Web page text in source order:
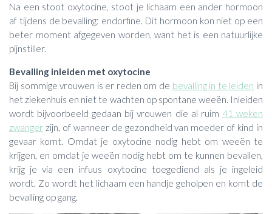
Na een stoot oxytocine, stoot je lichaam een ander hormoon
af tijdens de bevalling: endorfine. Dit hormoon kon niet op een
beter moment afgegeven worden, want het is een natuurlijke
pijnstiller.
Bevalling inleiden met oxytocine
Bij sommige vrouwen is er reden om de bevalling in te leiden in
het ziekenhuis en niet te wachten op spontane weeën. Inleiden
wordt bijvoorbeeld gedaan bij vrouwen die al ruim 41 weken
zwanger zijn, of wanneer de gezondheid van moeder of kind in
gevaar komt. Omdat je oxytocine nodig hebt om weeën te
krijgen, en omdat je weeën nodig hebt om te kunnen bevallen,
krijg je via een infuus oxytocine toegediend als je ingeleid
wordt. Zo wordt het lichaam een handje geholpen en komt de
bevalling op gang.